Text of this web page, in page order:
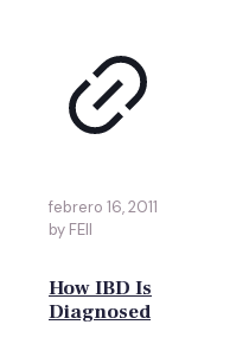
febrero 16, 2011
by FEII
How IBD Is
Diagnosed